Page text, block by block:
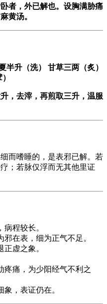
者，外已解也。设胸满胁痛
黄汤。
半升（洗） 甘草三两（炙）
，去滓，再煎取三升，温服
而嗜睡的，是表邪已解。若
；若脉仅浮而无其他里证
病程较长。
邪在表，细为正气不足。
虚之象。
疼痛，为少阳经气不利之
，表证仍在。